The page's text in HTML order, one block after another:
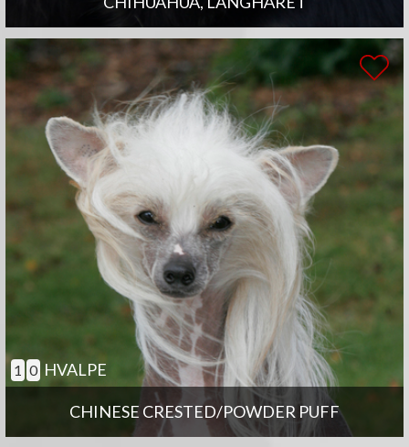
CHINESE CRESTED/POWDER PUFF
1 0 HVALPE